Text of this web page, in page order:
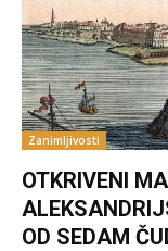
Zanimljivosti
OTKRIVENI
OD SEDAM